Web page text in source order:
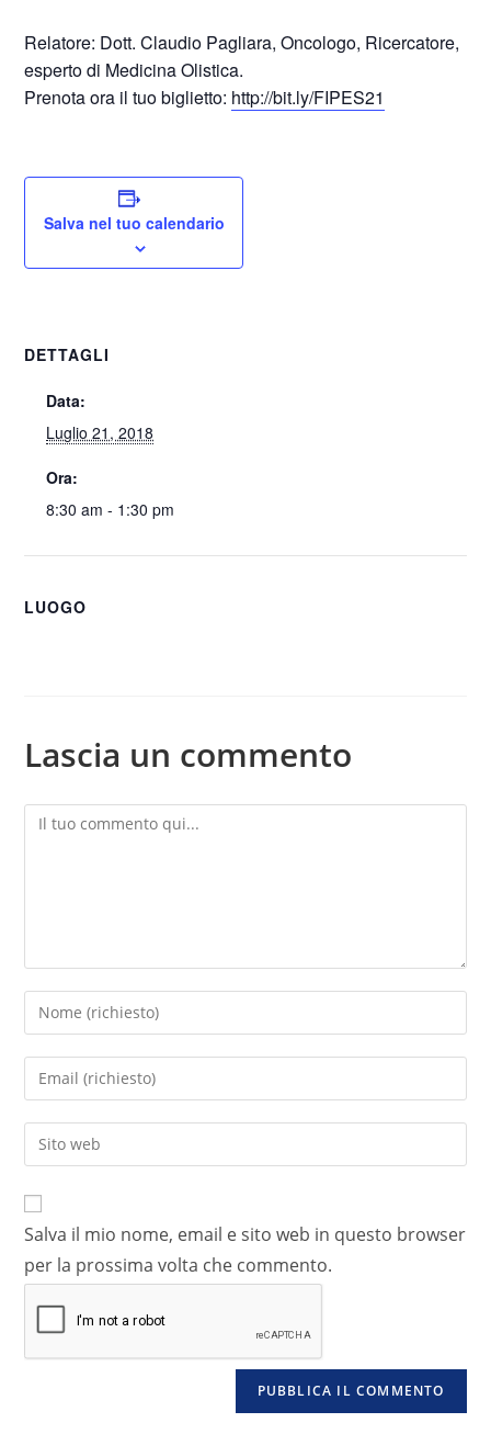
Relatore: Dott. Claudio Pagliara, Oncologo, Ricercatore,
esperto di Medicina Olistica.
Prenota ora il tuo biglietto: http://bit.ly/FIPES21
Salva nel tuo calendario
DETTAGLI
Data:
Luglio 21, 2018
Ora:
8:30 am - 1:30 pm
LUOGO
Lascia un commento
Salva il mio nome, email e sito web in questo browser
per la prossima volta che commento.